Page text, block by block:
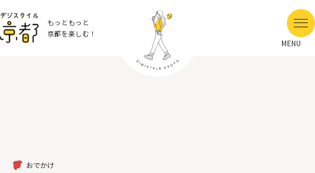
もっともっと
京都を楽しむ！
MENU
おでかけ